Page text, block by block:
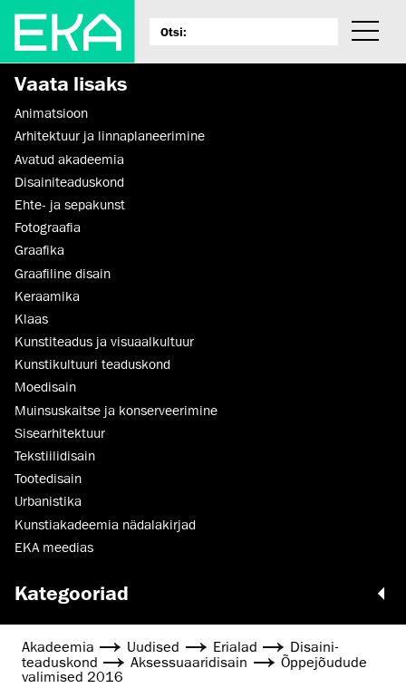
Vaata lisaks
Animatsioon
Arhitektuur ja linnaplaneerimine
Avatud akadeemia
Disaini­­teaduskond
Ehte- ja sepakunst
Fotograafia
Graafika
Graafiline disain
Keraamika
Klaas
Kunstiteadus ja visuaalkultuur
Kunsti­kultuuri teaduskond
Moedisain
Muinsus­kaitse ja konserveerimine
Sisearhitektuur
Tekstiilidisain
Tootedisain
Urbanistika
Kunstiakadeemia nädalakirjad
EKA meedias
Kategooriad
Akadeemia Uudised Erialad
Disaini­­
teaduskond
Aksessuaaridisain
Õppejõudude
valimised 2016